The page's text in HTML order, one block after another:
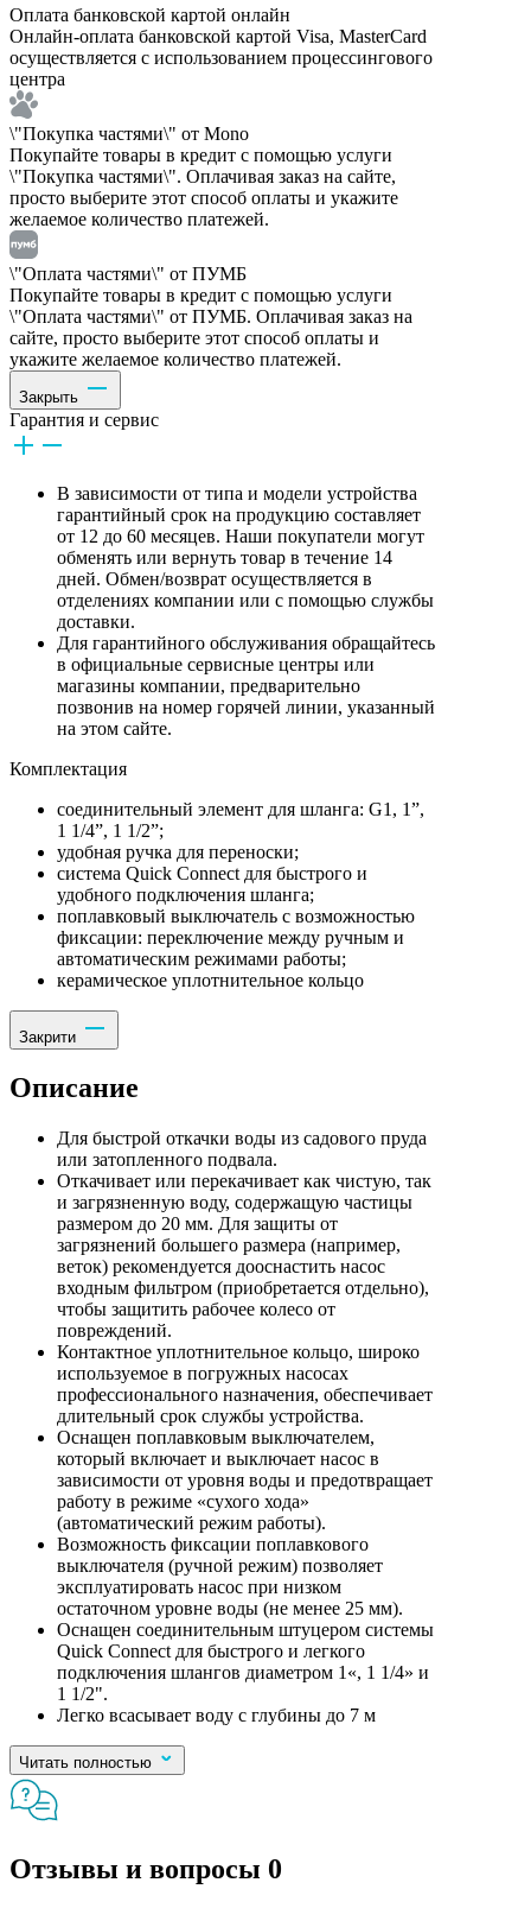
Оплата банковской картой онлайн
Онлайн-оплата банковской картой Visa, MasterCard
осуществляется с использованием процессингового
центра
\"Покупка частями\" от Mono
Покупайте товары в кредит с помощью услуги
\"Покупка частями\". Оплачивая заказ на сайте,
просто выберите этот способ оплаты и укажите
желаемое количество платежей.
\"Оплата частями\" от ПУМБ
Покупайте товары в кредит с помощью услуги
\"Оплата частями\" от ПУМБ. Оплачивая заказ на
сайте, просто выберите этот способ оплаты и
укажите желаемое количество платежей.
Закрыть
Гарантия и сервис
В зависимости от типа и модели устройства
гарантийный срок на продукцию составляет
от 12 до 60 месяцев. Наши покупатели могут
обменять или вернуть товар в течение 14
дней. Обмен/возврат осуществляется в
отделениях компании или с помощью службы
доставки.
Для гарантийного обслуживания обращайтесь
в официальные сервисные центры или
магазины компании, предварительно
позвонив на номер горячей линии, указанный
на этом сайте.
Комплектация
соединительный элемент для шланга: G1, 1”,
1 1/4”, 1 1/2”;
удобная ручка для переноски;
система Quick Connect для быстрого и
удобного подключения шланга;
поплавковый выключатель с возможностью
фиксации: переключение между ручным и
автоматическим режимами работы;
керамическое уплотнительное кольцо
Закрити
Описание
Для быстрой откачки воды из садового пруда
или затопленного подвала.
Откачивает или перекачивает как чистую, так
и загрязненную воду, содержащую частицы
размером до 20 мм. Для защиты от
загрязнений большего размера (например,
веток) рекомендуется дооснастить насос
входным фильтром (приобретается отдельно),
чтобы защитить рабочее колесо от
повреждений.
Контактное уплотнительное кольцо, широко
используемое в погружных насосах
профессионального назначения, обеспечивает
длительный срок службы устройства.
Оснащен поплавковым выключателем,
который включает и выключает насос в
зависимости от уровня воды и предотвращает
работу в режиме «сухого хода»
(автоматический режим работы).
Возможность фиксации поплавкового
выключателя (ручной режим) позволяет
эксплуатировать насос при низком
остаточном уровне воды (не менее 25 мм).
Оснащен соединительным штуцером системы
Quick Connect для быстрого и легкого
подключения шлангов диаметром 1«, 1 1/4» и
1 1/2".
Легко всасывает воду с глубины до 7 м
Читать полностью
Отзывы и вопросы 0